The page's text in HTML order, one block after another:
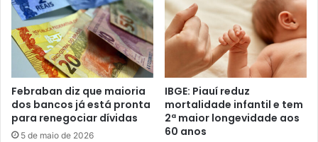
Febraban diz que maioria
dos bancos já está pronta
para renegociar dívidas
5 de maio de 2026
IBGE: Piauí reduz
mortalidade infantil e tem
2ª maior longevidade aos
60 anos